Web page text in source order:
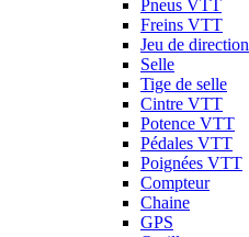
Pneus VTT
Freins VTT
Jeu de direction
Selle
Tige de selle
Cintre VTT
Potence VTT
Pédales VTT
Poignées VTT
Compteur
Chaine
GPS